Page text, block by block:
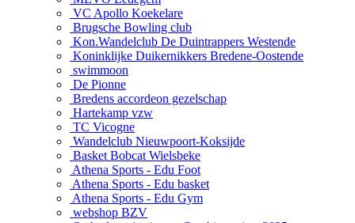
VC Apollo Koekelare
Brugsche Bowling club
Kon.Wandelclub De Duintrappers Westende
Koninklijke Duikernikkers Bredene-Oostende
swimmoon
De Pionne
Bredens accordeon gezelschap
Hartekamp vzw
TC Vicogne
Wandelclub Nieuwpoort-Koksijde
Basket Bobcat Wielsbeke
Athena Sports - Edu Foot
Athena Sports - Edu basket
Athena Sports - Edu Gym
webshop BZV